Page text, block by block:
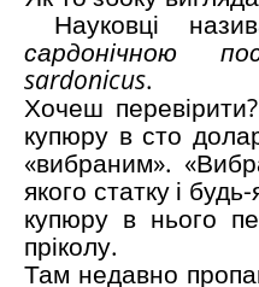
Науковці
сардонічною
sardonicus.
Хочеш
купюру в сто
«вибраним».
якого статку і
купюру в нього
пріколу.
Там недавно